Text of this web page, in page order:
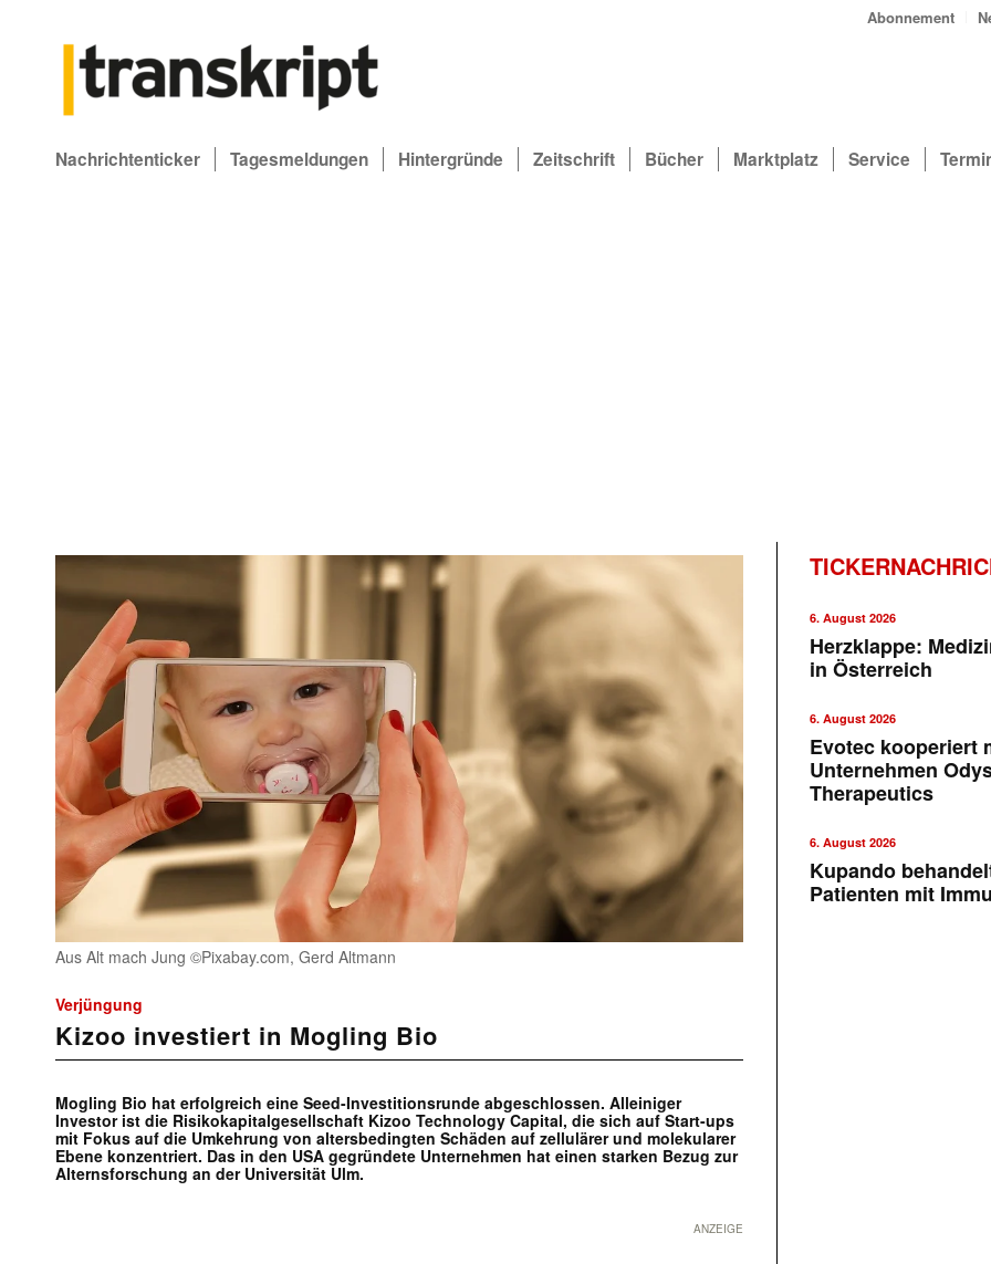
Abonnement
Nachrichtenticker Tagesmeldungen Hintergründe Zeitschrift Bücher Marktplatz Service
Aus Alt mach Jung ©Pixabay.com, Gerd Altmann
Verjüngung
Kizoo investiert in Mogling Bio
Mogling Bio hat erfolgreich eine Seed-Investitionsrunde abgeschlossen. Alleiniger
Investor ist die Risikokapitalgesellschaft Kizoo Technology Capital, die sich auf Start-ups
mit Fokus auf die Umkehrung von altersbedingten Schäden auf zellulärer und molekularer
Ebene konzentriert. Das in den USA gegründete Unternehmen hat einen starken Bezug zur
Alternsforschung an der Universität Ulm.
ANZEIGE
6. August 2026
Herzklappe:
in Österreich
6. August 2026
Evotec kooperiert
Unternehmen
Therapeutics
6. August 2026
Kupando
Patienten mit